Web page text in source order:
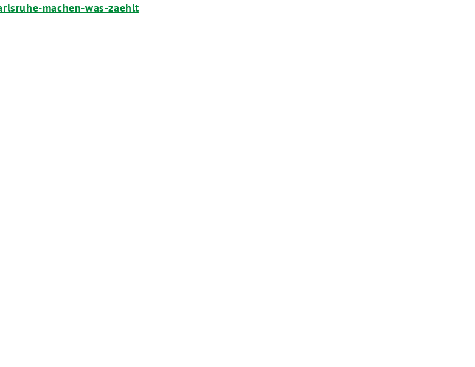
​m​a​c​h​e​n​-​w​a​s​-​z​a​e​hlt